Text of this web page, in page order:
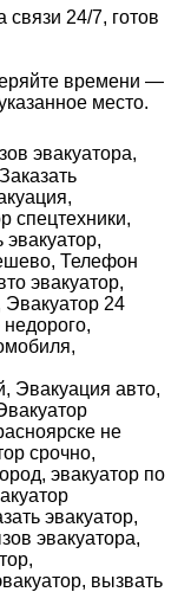
24/7, готов
времени —
место.
эвакуатора,
спецтехники,
Телефон
эвакуатор,
Эвакуатор 24
Эвакуация авто,
не
срочно,
эвакуатор по
эвакуатор,
эвакуатора,
вызвать